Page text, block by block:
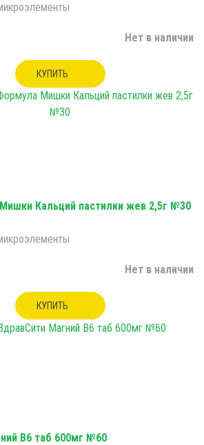
Нет в наличии
КУПИТЬ
Кальций пастилки жев 2,5г №30
Нет в наличии
КУПИТЬ
B6 таб 600мг №60